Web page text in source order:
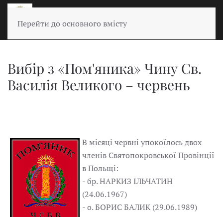
Перейти до основного вмісту
Вибір з «Пом'яника» Чину Св.
Василія Великого – червень
В місяці червні упокоїлось двох
членів Святопокровської Провінції
в Польщі:
- бр. НАРКИЗ ІЛЬЧАТИН
(24.06.1967)
- о. БОРИС БАЛИК (29.06.1989)